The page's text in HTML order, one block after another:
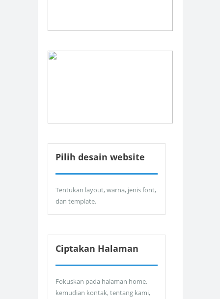
Pilih desain website
Tentukan layout, warna, jenis font,
dan template.
Ciptakan Halaman
Fokuskan pada halaman home,
kemudian kontak, tentang kami,